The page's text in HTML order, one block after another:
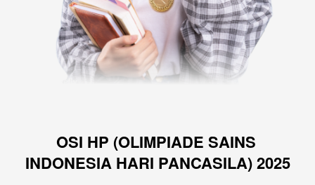
OSI HP (OLIMPIADE SAINS
INDONESIA HARI PANCASILA) 2025